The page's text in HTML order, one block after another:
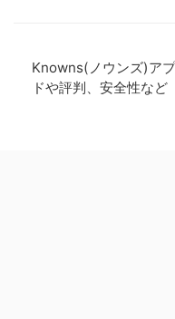
Knowns(ノウンズ)ア
ドや評判、安全性など